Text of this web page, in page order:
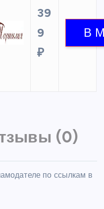
39
9
₽
(0)
по ссылкам в